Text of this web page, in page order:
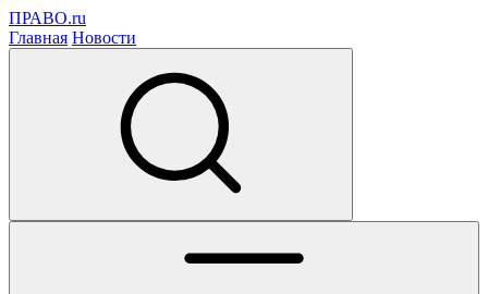
ПРАВО.ru
Главная Новости